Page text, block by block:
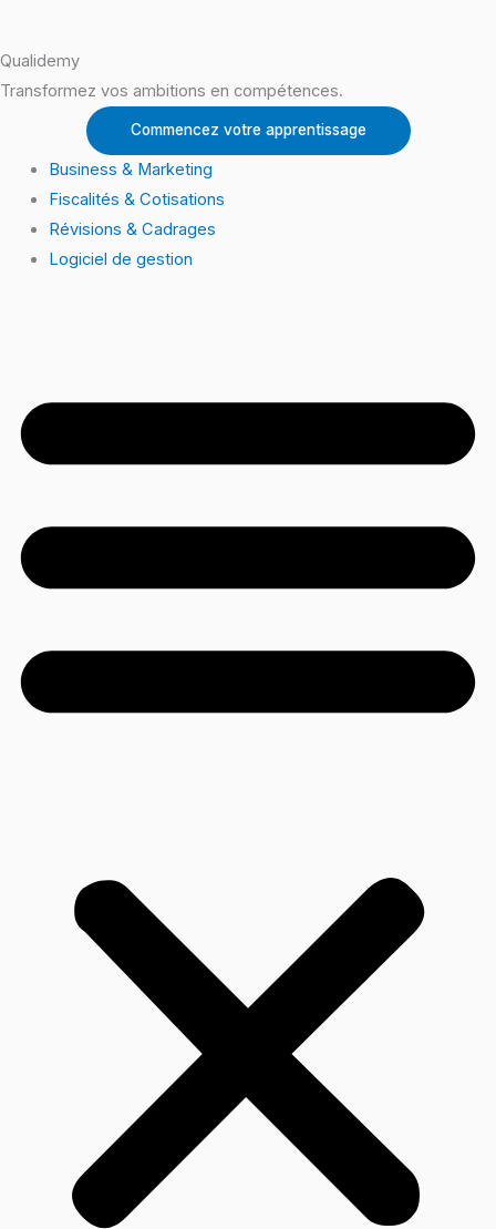
Qualidemy
Transformez vos ambitions en compétences.
Commencez votre apprentissage
Business & Marketing
Fiscalités & Cotisations
Révisions & Cadrages
Logiciel de gestion